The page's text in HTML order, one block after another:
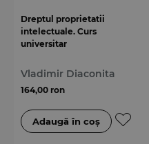
Dreptul proprietatii
intelectuale. Curs
universitar
Vladimir Diaconita
164,00 ron